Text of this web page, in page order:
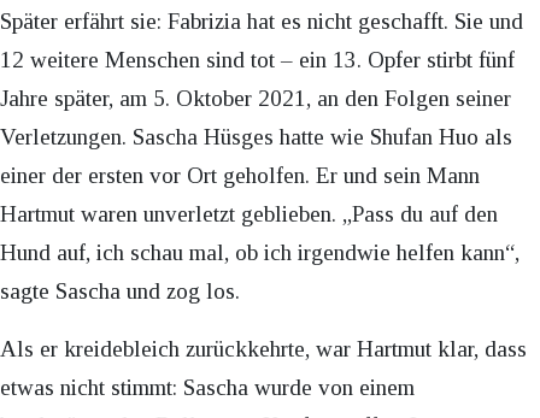
Später erfährt sie: Fabrizia hat es nicht geschafft. Sie und
12 weitere Menschen sind tot – ein 13. Opfer stirbt fünf
Jahre später, am 5. Oktober 2021, an den Folgen seiner
Verletzungen. Sascha Hüsges hatte wie Shufan Huo als
einer der ersten vor Ort geholfen. Er und sein Mann
Hartmut waren unverletzt geblieben. „Pass du auf den
Hund auf, ich schau mal, ob ich irgendwie helfen kann“,
sagte Sascha und zog los.
Als er kreidebleich zurückkehrte, war Hartmut klar, dass
etwas nicht stimmt: Sascha wurde von einem